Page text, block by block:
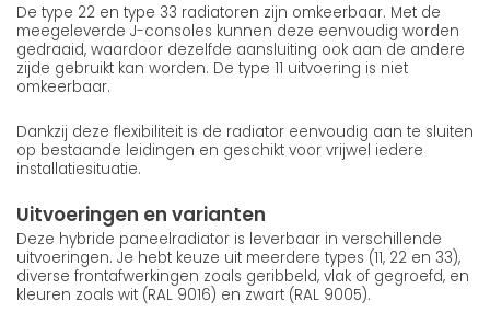
De type 22 en type 33 radiatoren zijn omkeerbaar. Met de
meegeleverde J-consoles kunnen deze eenvoudig worden
gedraaid, waardoor dezelfde aansluiting ook aan de andere
zijde gebruikt kan worden. De type 11 uitvoering is niet
omkeerbaar.
Dankzij deze flexibiliteit is de radiator eenvoudig aan te sluiten
op bestaande leidingen en geschikt voor vrijwel iedere
installatiesituatie.
Uitvoeringen en varianten
Deze hybride paneelradiator is leverbaar in verschillende
uitvoeringen. Je hebt keuze uit meerdere types (11, 22 en 33),
diverse frontafwerkingen zoals geribbeld, vlak of gegroefd, en
kleuren zoals wit (RAL 9016) en zwart (RAL 9005).